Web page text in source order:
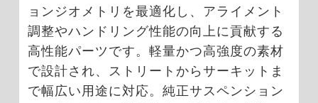
ョンジオメトリを最適化し、アライメント
調整やハンドリング性能の向上に貢献する
高性能パーツです。軽量かつ高強度の素材
で設計され、ストリートからサーキットま
で幅広い用途に対応。純正サスペンション